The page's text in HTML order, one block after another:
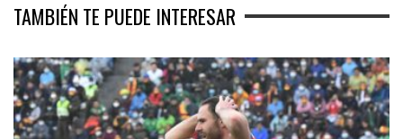
TAMBIÉN TE PUEDE INTERESAR